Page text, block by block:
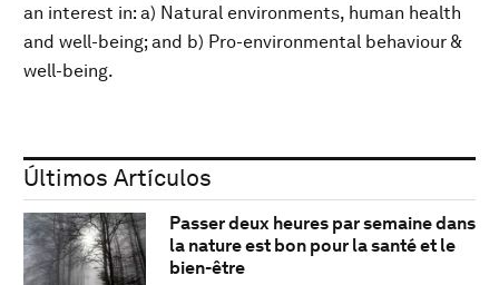
an interest in: a) Natural environments, human health
and well-being; and b) Pro-environmental behaviour &
well-being.
Últimos Artículos
Passer deux heures par semaine dans
la nature est bon pour la santé et le
bien-être